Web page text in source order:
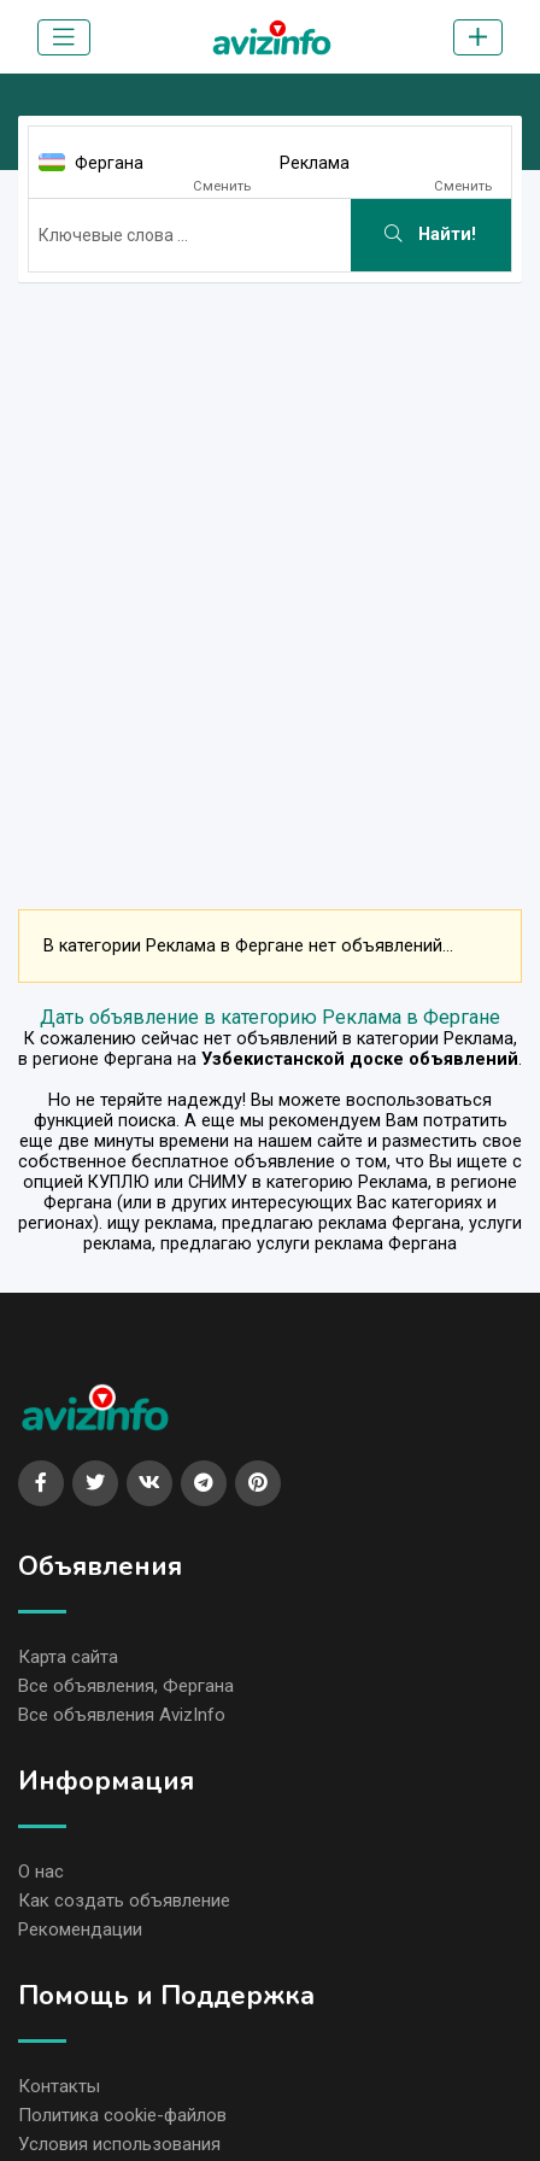
Фергана
Сменить
Реклама
Сменить
Найти!
В категории Реклама в Фергане нет объявлений...
Дать объявление в категорию Реклама в Фергане
К сожалению сейчас нет объявлений в категории Реклама,
в регионе Фергана на Узбекистанской доске объявлений.
Но не теряйте надежду! Вы можете воспользоваться
функцией поиска. А еще мы рекомендуем Вам потратить
еще две минуты времени на нашем сайте и разместить свое
собственное бесплатное объявление о том, что Вы ищете с
опцией КУПЛЮ или СНИМУ в категорию Реклама, в регионе
Фергана (или в других интересующих Вас категориях и
регионах). ищу реклама, предлагаю реклама Фергана, услуги
реклама, предлагаю услуги реклама Фергана
Объявления
Карта сайта
Все объявления, Фергана
Все объявления AvizInfo
Информация
О нас
Как создать объявление
Рекомендации
Помощь и Поддержка
Контакты
Политика cookie-файлов
Условия использования